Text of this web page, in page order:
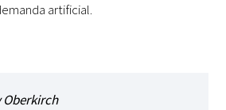
artificial.
Oberkirch